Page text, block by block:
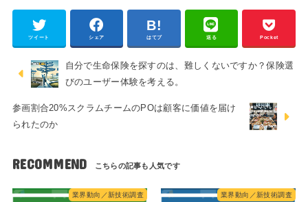
ツイート シェア はてブ 送る Pocket
自分で生命保険を探すのは、難しくないですか？保険選
びのユーザー体験を考える。
参画割合20%スクラムチームのPOは顧客に価値を届け
られたのか
RECOMMEND
業界動向／新技術調査 業界動向／新技術調査